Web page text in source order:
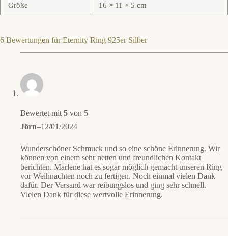
Größe 16 × 11 × 5 cm
6 Bewertungen fürEternity Ring 925er Silber
Bewertet mit 5 von 5
Jörn–12/01/2024
Wunderschöner Schmuck und so eine schöne Erinnerung. Wir
können von einem sehr netten und freundlichen Kontakt
berichten. Marlene hat es sogar möglich gemacht unseren Ring
vor Weihnachten noch zu fertigen. Noch einmal vielen Dank
dafür. Der Versand war reibungslos und ging sehr schnell.
Vielen Dank für diese wertvolle Erinnerung.